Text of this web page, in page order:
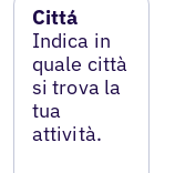
Cittá
Indica in
quale città
si trova la
tua
attività.